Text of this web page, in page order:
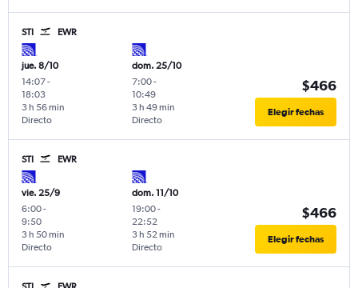
STI EWR
jue. 8/10
14:07-
18:03
Directo
3 h 56 min
dom. 25/10
7:00-
10:49
Directo
3 h 49 min
$466
Elegir fechas
STI EWR
vie. 25/9
6:00-
9:50
Directo
3 h 50 min
dom. 11/10
19:00-
22:52
Directo
3 h 52 min
$466
Elegir fechas